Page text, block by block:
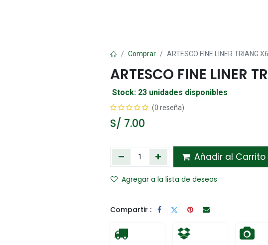
Comprar ARTESCO FINE LINER TRIANG X6
ARTESCO FINE LINER
Stock: 23 unidades disponibles
(0 reseña)
S/ 7.00
Añadir al Carrito
Agregar a la lista de deseos
Compartir :